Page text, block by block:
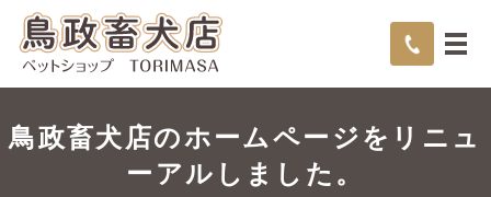
鳥政畜犬店のホームページをリニュ
ーアルしました。